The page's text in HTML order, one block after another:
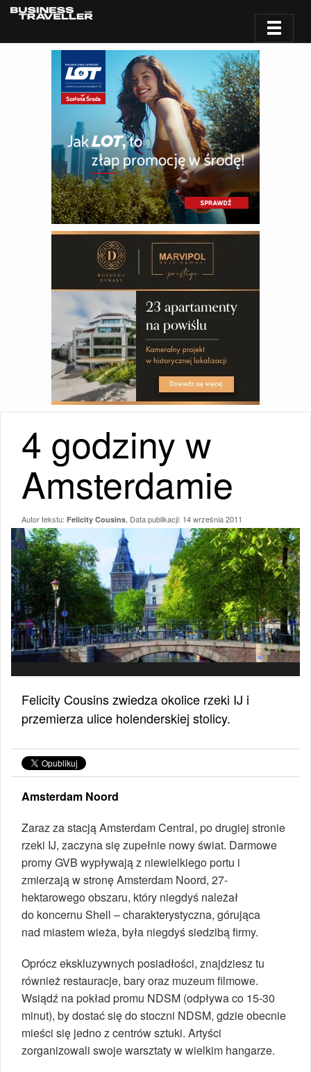
4 godziny w
Amsterdamie
Autor tekstu: Felicity Cousins , Data publikacji: 14 września 2011
Felicity Cousins zwiedza okolice rzeki IJ i
przemierza ulice holenderskiej stolicy.
Amsterdam Noord
Zaraz za stacją Amsterdam Central, po drugiej stronie
rzeki IJ, zaczyna się zupełnie nowy świat. Darmowe
promy GVB wypływają z niewielkiego portu i
zmierzają w stronę Amsterdam Noord, 27-
hektarowego obszaru, który niegdyś należał
do koncernu Shell – charakterystyczna, górująca
nad miastem wieża, była niegdyś siedzibą firmy.
Oprócz ekskluzywnych posiadłości, znajdziesz tu
również restauracje, bary oraz muzeum filmowe.
Wsiądź na pokład promu NDSM (odpływa co 15-30
minut), by dostać się do stoczni NDSM, gdzie obecnie
mieści się jedno z centrów sztuki. Artyści
zorganizowali swoje warsztaty w wielkim hangarze.